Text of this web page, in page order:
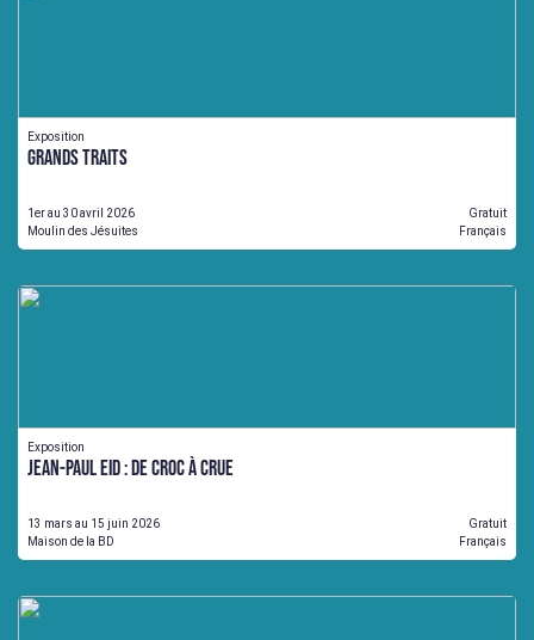
Exposition
GRANDS TRAITS
1er au 30 avril 2026
Moulin des Jésuites
Gratuit
Français
Exposition
Jean-Paul Eid : De Croc à Crue
13 mars au 15 juin 2026
Maison de la BD
Gratuit
Français